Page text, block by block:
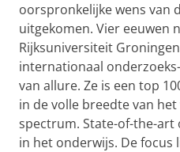
oorspronkelijke wens van
uitgekomen. Vier eeuwen
Rijksuniversiteit
internationaal
van allure. Ze is een top
in de volle breedte van
spectrum. State-of-the-
in het onderwijs. De